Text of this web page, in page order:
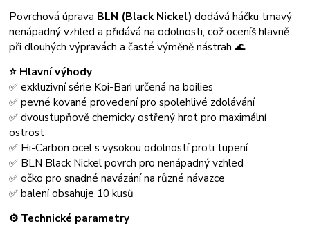
Povrchová úprava BLN (Black Nickel) dodává háčku tmavý
nenápadný vzhled a přidává na odolnosti, což oceníš hlavně
při dlouhých výpravách a časté výměně nástrah 🌊
⭐ Hlavní výhody
✅ exkluzivní série Koi-Bari určená na boilies
✅ pevné kované provedení pro spolehlivé zdolávání
✅ dvoustupňově chemicky ostřený hrot pro maximální
ostrost
✅ Hi-Carbon ocel s vysokou odolností proti tupení
✅ BLN Black Nickel povrch pro nenápadný vzhled
✅ očko pro snadné navázání na různé návazce
✅ balení obsahuje 10 kusů
⚙️ Technické parametry